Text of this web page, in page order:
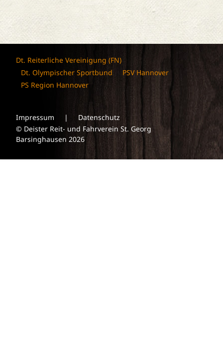
Dt. Reiterliche Vereinigung (FN)
Dt. Olympischer Sportbund
PSV Hannover
PS Region Hannover
Impressum |
Datenschutz
© Deister Reit- und Fahrverein St. Georg
Barsinghausen 2026